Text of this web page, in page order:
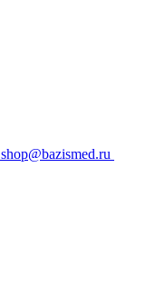
shop@bazismed.ru